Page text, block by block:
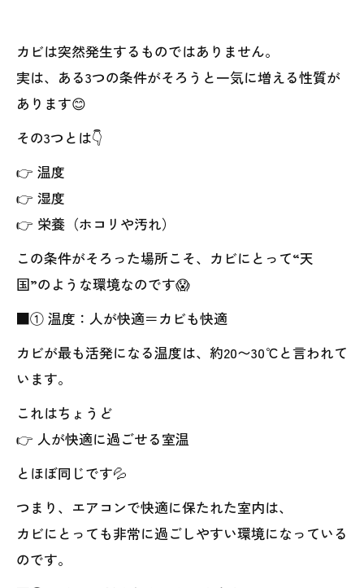
カビは突然発生するものではありません。
実は、ある3つの条件がそろうと一気に増える性質が
あります😊
その3つとは👇
👉 温度
👉 湿度
👉 栄養（ホコリや汚れ）
この条件がそろった場所こそ、カビにとって“天
国”のような環境なのです😱
■① 温度：人が快適＝カビも快適
カビが最も活発になる温度は、約20〜30℃と言われて
います。
これはちょうど
👉 人が快適に過ごせる室温
とほぼ同じです💦
つまり、エアコンで快適に保たれた室内は、
カビにとっても非常に過ごしやすい環境になっている
のです。